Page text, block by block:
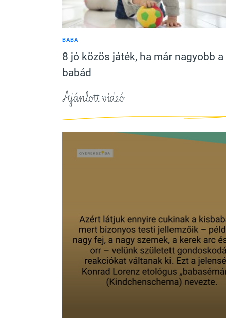
BABA
8 jó közös játék, ha már nagyobb a
babád
Ajánlott videó